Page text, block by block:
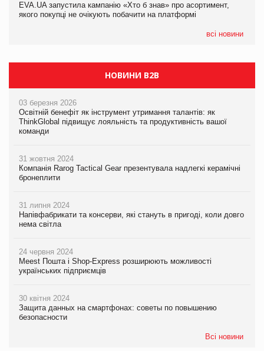
EVA.UA запустила кампанію «Хто б знав» про асортимент,
якого покупці не очікують побачити на платформі
всі новини
05.08.2026
Мережа супермаркетів VARUS купує мережу магазинів
НОВИНИ B2B
03 березня 2026
Освітній бенефіт як інструмент утримання талантів: як
ThinkGlobal підвищує лояльність та продуктивність вашої
команди
31 жовтня 2024
Компанія Rarog Tactical Gear презентувала надлегкі керамічні
бронеплити
31 липня 2024
Напівфабрикати та консерви, які стануть в пригоді, коли довго
нема світла
24 червня 2024
Meest Пошта і Shop-Express розширюють можливості
українських підприємців
30 квітня 2024
Защита данных на смартфонах: советы по повышению
безопасности
Всі новини